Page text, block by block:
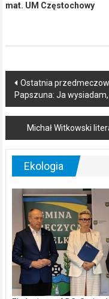
mat. UM Częstochowy
Post
navigation
Ostatnia
Papszuna: Ja
Michał Witkowski
Ekologia